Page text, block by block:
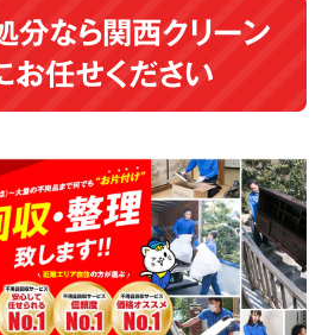
分なら関西クリーン
お任せください